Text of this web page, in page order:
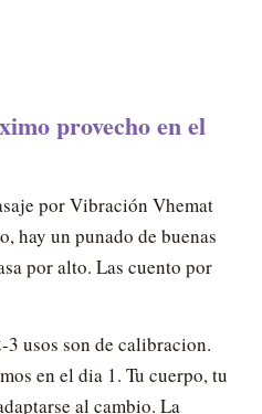
provecho en el
por Vibración Vhemat
hay un punado de buenas
por alto. Las cuento por
usos son de calibracion.
en el dia 1. Tu cuerpo, tu
al cambio. La